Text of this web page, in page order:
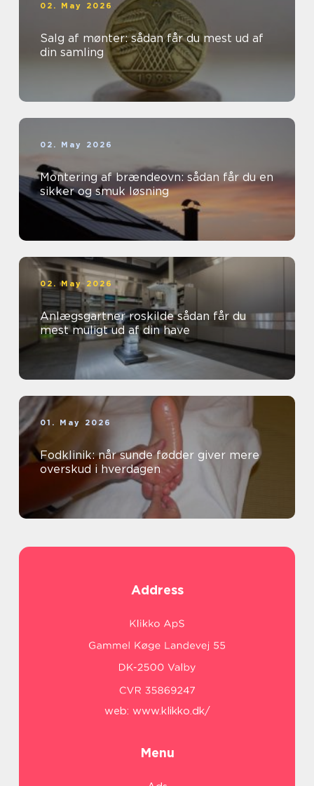
02. May 2026
Salg af mønter: sådan får du mest ud af
din samling
02. May 2026
Montering af brændeovn: sådan får du en
sikker og smuk løsning
02. May 2026
Anlægsgartner roskilde sådan får du
mest muligt ud af din have
01. May 2026
Fodklinik: når sunde fødder giver mere
overskud i hverdagen
Address
web: www.klikko.dk/
Menu